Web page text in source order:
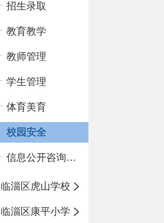
招生录取
教育教学
教师管理
学生管理
体育美育
校园安全
信息公开咨询指南
临淄区虎山学校
临淄区康平小学